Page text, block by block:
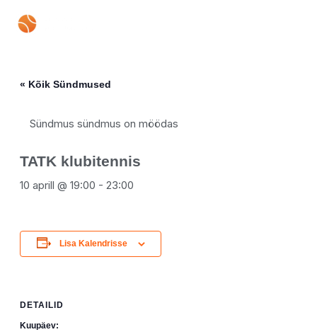
« Kõik Sündmused
Sündmus sündmus on möödas
TATK klubitennis
10 aprill @ 19:00 -23:00
Lisa Kalendrisse
DETAILID
Kuupäev: